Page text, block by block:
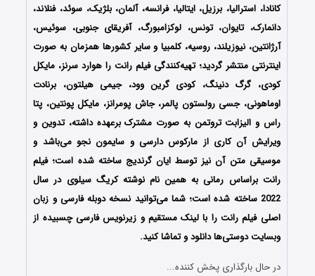
کانادا، استرالیا، برزیل، ایتالیا، فرانسه، آلمان، بلژیک، سوئد، فنلاند،
دانمارک، تایوان، تونس، لوکزامبورگ، آفریقای جنوبی، سوئیس،
آرژانتین، نیوزیلند، روسیه، کلمبیا و سایر کشورها همزمان به صورت
اینترنتی منتشر گردید؛ تهیه‌کنندگی فیلم رانت را هوارد سرنز، مایکل
کودی، گرگ دنینگ، کودی گرین وود، جیمی هیلتون، برنادت
اوماهونی، جسی رولستون پالمر، جاش پومرانز، مایکل پونتین، پتا
راس و الیزابت تروتمن به صورت مشترک برعهده داشته، تدوین و
ویرایش آن کاری از مارکوس دارسی و سایمون نجو می‌باشد و
موسیقی متن آن نیز توسط ایان گرندیج ساخته شده است؛ فیلم
رانت براساس رمانی به همین نام نوشته کریگ سیلوی در سال
2022 ساخته شده است؛ شما می‌توانید نسخه دوبله فارسی و زبان
اصلی فیلم رانت را با ‌لینک مستقیم و زیرنویس فارسی چسبیده از
وبسایت دوستی‌ها دانلود و تماشا کنید.
در حال بارگذاری پخش کننده...